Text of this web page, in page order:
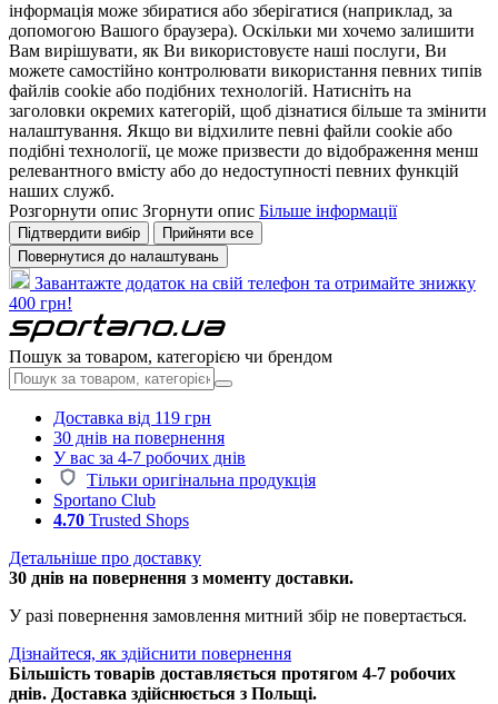
інформація може збиратися або зберігатися (наприклад, за
допомогою Вашого браузера). Оскільки ми хочемо залишити
Вам вирішувати, як Ви використовуєте наші послуги, Ви
можете самостійно контролювати використання певних типів
файлів cookie або подібних технологій. Натисніть на
заголовки окремих категорій, щоб дізнатися більше та змінити
налаштування. Якщо ви відхилите певні файли cookie або
подібні технології, це може призвести до відображення менш
релевантного вмісту або до недоступності певних функцій
наших служб.
Розгорнути опис Згорнути опис Більше інформації
Підтвердити вибір
Прийняти все
Повернутися до налаштувань
Завантажте додаток на свій телефон та отримайте знижку
400 грн!
Пошук за товаром, категорією чи брендом
Доставка від 119 грн
30 днів на повернення
У вас за 4-7 робочих днів
Тільки оригінальна продукція
Sportano Club
4.70 Trusted Shops
Детальніше про доставку
30 днів на повернення з моменту доставки.
У разі повернення замовлення митний збір не повертається.
Дізнайтеся, як здійснити повернення
Більшість товарів доставляється протягом 4-7 робочих
днів. Доставка здійснюється з Польщі.